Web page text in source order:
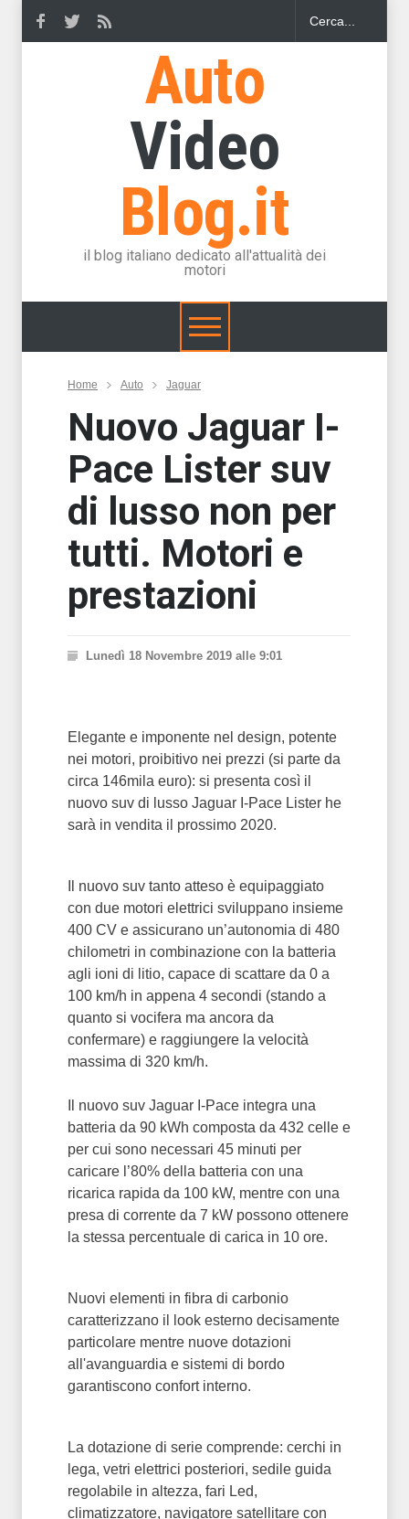
Auto
Video
Blog.it
il blog italiano dedicato all'attualità dei
motori
Home Auto Jaguar
Nuovo Jaguar I-
Pace Lister suv
di lusso non per
tutti. Motori e
prestazioni
Lunedì 18 Novembre 2019 alle 9:01
Elegante e imponente nel design, potente
nei motori, proibitivo nei prezzi (si parte da
circa 146mila euro): si presenta così il
nuovo suv di lusso Jaguar I-Pace Lister he
sarà in vendita il prossimo 2020.
Il nuovo suv tanto atteso è equipaggiato
con due motori elettrici sviluppano insieme
400 CV e assicurano un’autonomia di 480
chilometri in combinazione con la batteria
agli ioni di litio, capace di scattare da 0 a
100 km/h in appena 4 secondi (stando a
quanto si vocifera ma ancora da
confermare) e raggiungere la velocità
massima di 320 km/h.
Il nuovo suv Jaguar I-Pace integra una
batteria da 90 kWh composta da 432 celle e
per cui sono necessari 45 minuti per
caricare l’80% della batteria con una
ricarica rapida da 100 kW, mentre con una
presa di corrente da 7 kW possono ottenere
la stessa percentuale di carica in 10 ore.
Nuovi elementi in fibra di carbonio
caratterizzano il look esterno decisamente
particolare mentre nuove dotazioni
all'avanguardia e sistemi di bordo
garantiscono confort interno.
La dotazione di serie comprende: cerchi in
lega, vetri elettrici posteriori, sedile guida
regolabile in altezza, fari Led,
climatizzatore, navigatore satellitare con